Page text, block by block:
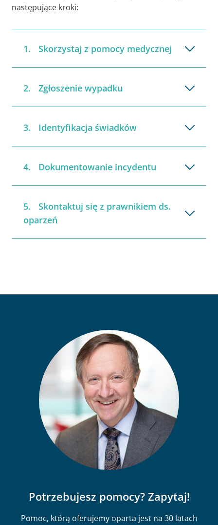
następujące kroki:
Skorzystaj z pomocy medycznej
Zgłoszenie wypadku
Identyfikacja świadków
Dokumentowanie incydentu
Skontaktuj się z prawnikiem ds.
oparzeń
Potrzebujesz pomocy? Zapytaj!
Pomoc, którą oferujemy oparta jest na 30 latach